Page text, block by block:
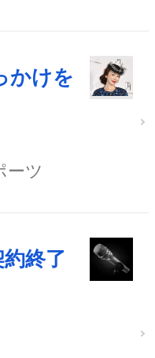
かけを
ーツ
終了